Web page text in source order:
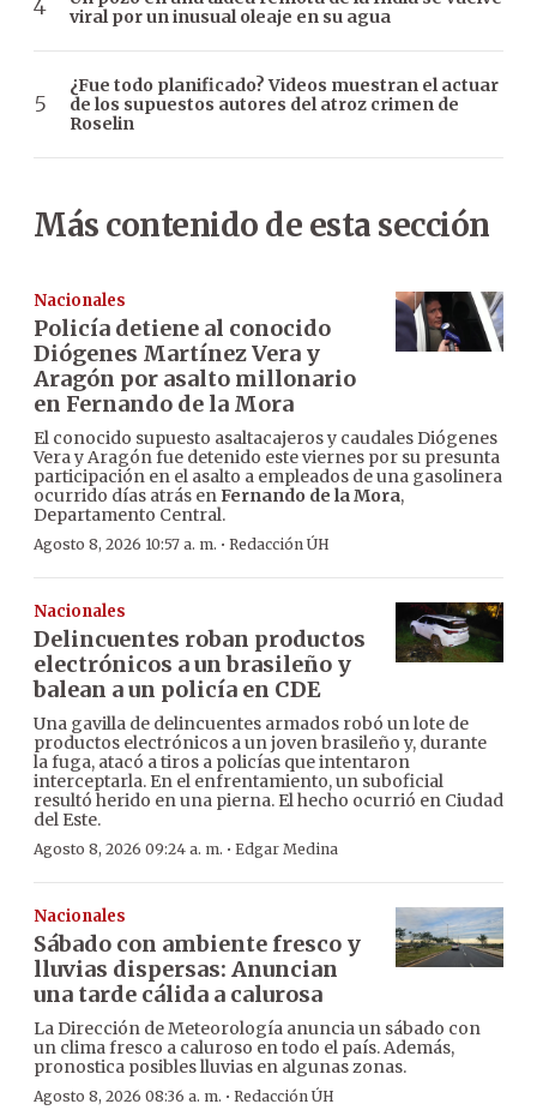
viral por un inusual oleaje en su agua
¿Fue todo planificado? Videos muestran el actuar
de los supuestos autores del atroz crimen de
Roselin
Más contenido de esta sección
Nacionales
Policía detiene al conocido
Diógenes Martínez Vera y
Aragón por asalto millonario
en Fernando de la Mora
El conocido supuesto asaltacajeros y caudales Diógenes
Vera y Aragón fue detenido este viernes por su presunta
participación en el asalto a empleados de una gasolinera
ocurrido días atrás en Fernando de la Mora,
Departamento Central.
Agosto 8, 2026 10:57 a. m. · Redacción ÚH
Nacionales
Delincuentes roban productos
electrónicos a un brasileño y
balean a un policía en CDE
Una gavilla de delincuentes armados robó un lote de
productos electrónicos a un joven brasileño y, durante
la fuga, atacó a tiros a policías que intentaron
interceptarla. En el enfrentamiento, un suboficial
resultó herido en una pierna. El hecho ocurrió en Ciudad
del Este.
Agosto 8, 2026 09:24 a. m. · Edgar Medina
Nacionales
Sábado con ambiente fresco y
lluvias dispersas: Anuncian
una tarde cálida a calurosa
La Dirección de Meteorología anuncia un sábado con
un clima fresco a caluroso en todo el país. Además,
pronostica posibles lluvias en algunas zonas.
Agosto 8, 2026 08:36 a. m. · Redacción ÚH